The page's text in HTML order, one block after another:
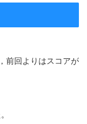
前回よりはスコアが